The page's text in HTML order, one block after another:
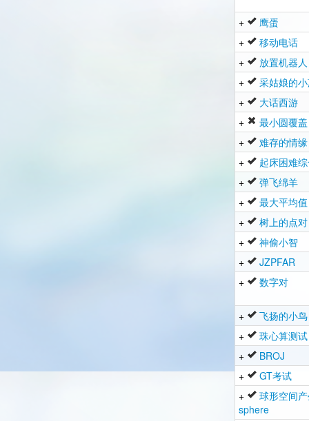
+
鹰蛋
+
移动电话
+
放置机器人
+
采姑娘的
+
大话西游
+
最小圆覆盖
+
难存的情缘
+
起床困难
+
弹飞绵羊
+
最大平均值
+
树上的点对
+
神偷小智
+
JZPFAR
+
数字对
+
飞扬的小鸟
+
珠心算测试
+
BROJ
+
GT考试
+
球形空间
sphere